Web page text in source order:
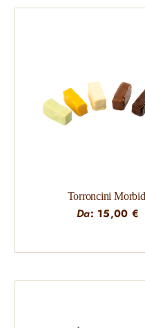
Torroncini
Da: 15,00 €